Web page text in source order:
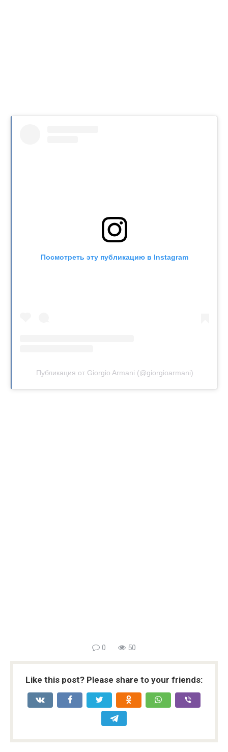
Посмотреть эту публикацию в Instagram
Публикация от Giorgio Armani (@giorgioarmani)
0 50
Like this post? Please share to your friends: